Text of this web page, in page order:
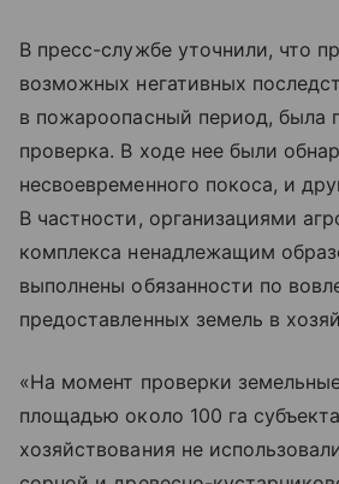
В пресс-службе уточнили, что
возможных негативных
в пожароопасный период, была
проверка. В ходе нее были
несвоевременного покоса, и
В частности, организациями
комплекса ненадлежащим
выполнены обязанности по
предоставленных земель в
«На момент проверки
площадью около 100 га
хозяйствования не